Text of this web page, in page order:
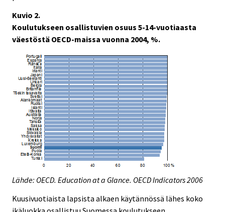
Kuvio 2.
Koulutukseen osallistuvien osuus 5-14-vuotiaasta
väestöstä OECD-maissa vuonna 2004, %.
Lähde: OECD. Education at a Glance. OECD Indicators 2006
Kuusivuotiaista lapsista alkaen käytännössä lähes koko